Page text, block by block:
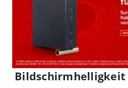
Bildschirmhelligkeit